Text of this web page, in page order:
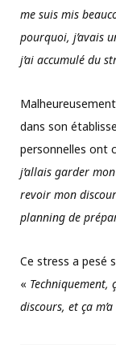
me suis mis
pourquoi, j’avais
j’ai accumulé du
dans son
personnelles ont
j’allais garder
revoir mon
planning de
Ce stress a pesé
« Techniquement,
discours, et ça